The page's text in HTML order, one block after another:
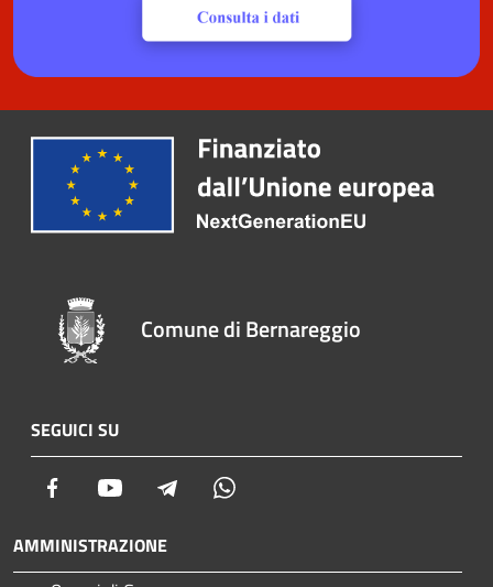
Comune di Bernareggio
SEGUICI SU
Facebook Youtube Telegram
AMMINISTRAZIONE